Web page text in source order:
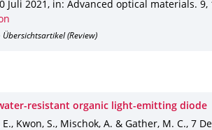
Juli 2021 , in: Advanced optical materials. 9,
(Review)
resistant organic light-emitting diode
Kwon, S., Mischok, A. & Gather, M. C., 7